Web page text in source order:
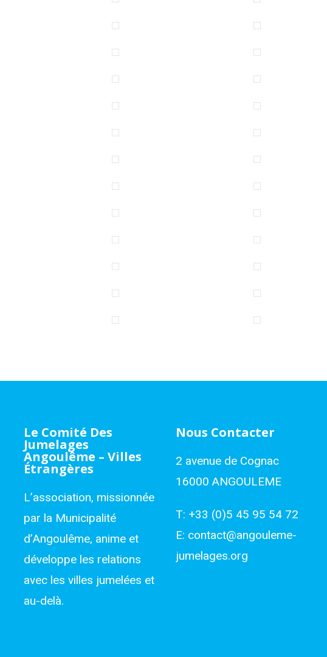
Le Comité Des
Jumelages
Angoulême – Villes
Étrangères
L’association, missionnée
par la Municipalité
d’Angoulême, anime et
développe les relations
avec les villes jumelées et
au-delà.
Nous Contacter
2 avenue de Cognac
16000 ANGOULEME
T: +33 (0)5 45 95 54 72
E: contact@angouleme-
jumelages.org